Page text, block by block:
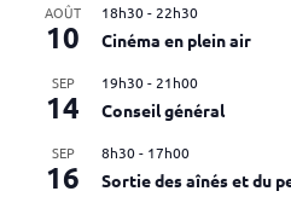
AOÛT
10
18h30- 22h30
Cinéma en plein air
SEP
14
19h30- 21h00
Conseil général
SEP
16
8h30- 17h00
Sortie des aînés et du